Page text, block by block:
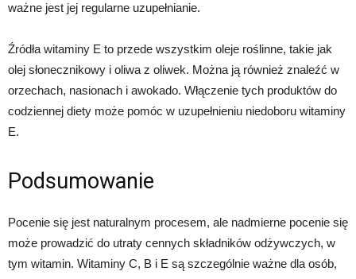
ważne jest jej regularne uzupełnianie.
Źródła witaminy E to przede wszystkim oleje roślinne, takie jak
olej słonecznikowy i oliwa z oliwek. Można ją również znaleźć w
orzechach, nasionach i awokado. Włączenie tych produktów do
codziennej diety może pomóc w uzupełnieniu niedoboru witaminy
E.
Podsumowanie
Pocenie się jest naturalnym procesem, ale nadmierne pocenie się
może prowadzić do utraty cennych składników odżywczych, w
tym witamin. Witaminy C, B i E są szczególnie ważne dla osób,